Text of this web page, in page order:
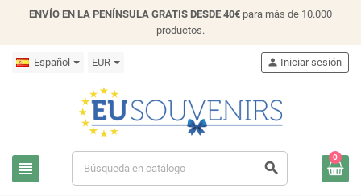
ENVÍO EN LA PENÍNSULA GRATIS DESDE 40€ para más de 10.000
productos.
Español EUR
view_headline search
person Iniciar sesión
0